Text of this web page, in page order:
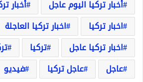
أخبار تركيا اليوم عاجل
أخبار
اخبار تركيا
اخبار تركيا العاجلة
اخبار تركيا عاجل
تركيا
عاجل
عاجل تركيا فيديو